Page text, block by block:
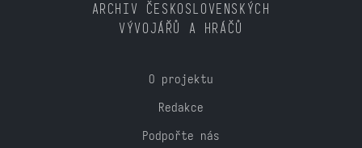
ARCHIV ČESKOSLOVENSKÝCH
VÝVOJÁŘŮ A HRÁČŮ
O projektu
Redakce
Podpořte nás